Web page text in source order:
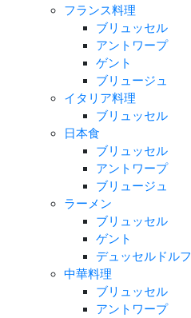
フランス料理
ブリュッセル
アントワープ
ゲント
ブリュージュ
イタリア料理
ブリュッセル
日本食
ブリュッセル
アントワープ
ブリュージュ
ラーメン
ブリュッセル
ゲント
デュッセルドルフ
中華料理
ブリュッセル
アントワープ